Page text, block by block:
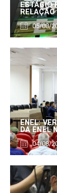
ESTÁGIO
RELAÇÃO
05/08/
ENEL:
DA ENEL
04/08/